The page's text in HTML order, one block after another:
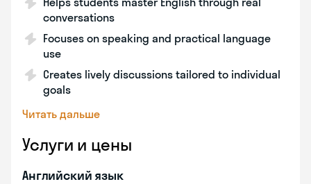
conversations
Focuses on speaking and practical language
use
Creates lively discussions tailored to individual
goals
Читать дальше
Услуги и цены
Английский язык